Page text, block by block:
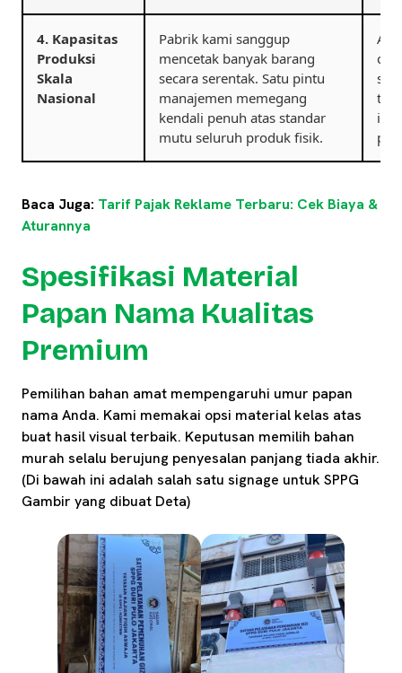
4. Kapasitas
Produksi
Skala
Nasional
Pabrik kami sanggup
mencetak banyak barang
secara serentak. Satu pintu
manajemen memegang
kendali penuh atas standar
mutu seluruh produk fisik.
Baca Juga: Tarif Pajak Reklame Terbaru: Cek Biaya &
Aturannya
Spesifikasi Material
Papan Nama Kualitas
Premium
Pemilihan bahan amat mempengaruhi umur papan
nama Anda. Kami memakai opsi material kelas atas
buat hasil visual terbaik. Keputusan memilih bahan
murah selalu berujung penyesalan panjang tiada akhir.
(Di bawah ini adalah salah satu signage untuk SPPG
Gambir yang dibuat Deta)